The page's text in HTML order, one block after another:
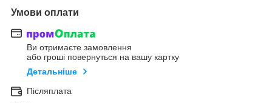
Умови оплати
Ви отримаєте замовлення
або гроші повернуться на вашу картку
Детальніше
Післяплата